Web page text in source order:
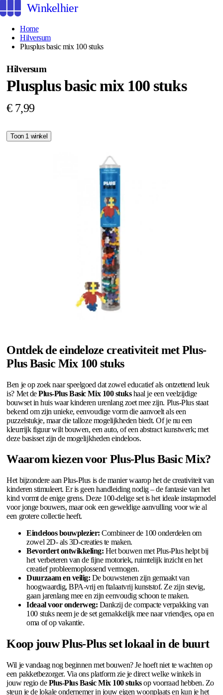
Winkelhier
Home
Hilversum
Plusplus basic mix 100 stuks
Hilversum
Plusplus basic mix 100 stuks
€ 7,99
Toon 1 winkel
Ontdek de eindeloze creativiteit met Plus-
Plus Basic Mix 100 stuks
Ben je op zoek naar speelgoed dat zowel educatief als ontzettend leuk
is? Met dePlus-Plus Basic Mix 100 stukshaal je een veelzijdige
bouwset in huis waar kinderen urenlang zoet mee zijn. Plus-Plus staat
bekend om zijn unieke, eenvoudige vorm die aanvoelt als een
puzzelstukje, maar die talloze mogelijkheden biedt. Of je nu een
kleurrijk figuur wilt bouwen, een auto, of een abstract kunstwerk; met
deze basisset zijn de mogelijkheden eindeloos.
Waarom kiezen voor Plus-Plus Basic Mix?
Het bijzondere aan Plus-Plus is de manier waarop het de creativiteit van
kinderen stimuleert. Er is geen handleiding nodig – de fantasie van het
kind vormt de enige grens. Deze 100-delige set is het ideale instapmodel
voor jonge bouwers, maar ook een geweldige aanvulling voor wie al
een grotere collectie heeft.
Eindeloos bouwplezier: Combineer de 100 onderdelen om
zowel 2D- als 3D-creaties te maken.
Bevordert ontwikkeling: Het bouwen met Plus-Plus helpt bij
het verbeteren van de fijne motoriek, ruimtelijk inzicht en het
creatief probleemoplossend vermogen.
Duurzaam en veilig: De bouwstenen zijn gemaakt van
hoogwaardig, BPA-vrij en ftalaatvrij kunststof. Ze zijn stevig,
gaan jarenlang mee en zijn eenvoudig schoon te maken.
Ideaal voor onderweg: Dankzij de compacte verpakking van
100 stuks neem je de set gemakkelijk mee naar vriendjes, opa en
oma of op vakantie.
Koop jouw Plus-Plus set lokaal in de buurt
Wil je vandaag nog beginnen met bouwen? Je hoeft niet te wachten op
een pakketbezorger. Via ons platform zie je direct welke winkels in
jouw regio dePlus-Plus Basic Mix 100 stuksop voorraad hebben. Zo
steun je de lokale ondernemer in jouw eigen woonplaats en kun je het